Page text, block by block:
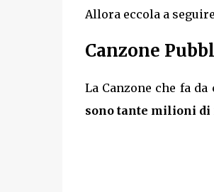
Allora eccola a
Canzone
La Canzone che fa
sono tante milioni